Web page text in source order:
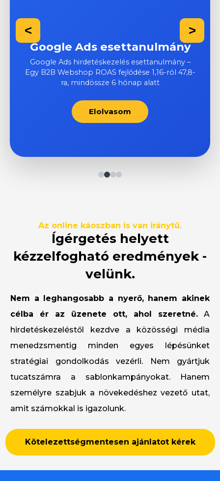
Google Ads esettanulmány
Google Ads hirdetéskezelés esettanulmány –
Egy B2B Webshop ROAS fejlődése 1,16-ról 47,8-
ra, mindössze 6 hónap alatt
Elolvasom
< >
Az online káoszban is van iránytű.
Ígérgetés helyett
kézzelfogható eredmények -
velünk.
Nem a leghangosabb a nyerő, hanem akinek
célba ér az üzenete ott, ahol szeretné. A
hirdetéskezeléstől kezdve a közösségi média
menedzsmentig minden egyes lépésünket
stratégiai gondolkodás vezérli. Nem gyártjuk
tucatszámra a sablonkampányokat. Hanem
személyre szabjuk a növekedéshez vezető utat,
amit számokkal is igazolunk.
Kötelezettségmentesen ajánlatot kérek